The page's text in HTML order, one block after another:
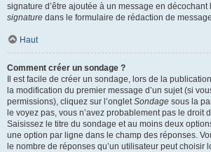
signature d’être ajoutée à un message en
signature dans le formulaire de rédaction de
Haut
Comment créer un sondage ?
Il est facile de créer un sondage, lors de la
la modification du premier message d’un sujet (si
permissions), cliquez sur l’ongletSondage sous la
le voyez pas, vous n’avez probablement pas le droit
Saisissez le titre du sondage et au moins deux
une option par ligne dans le champ des réponses.
le nombre de réponses qu’un utilisateur peut choisir